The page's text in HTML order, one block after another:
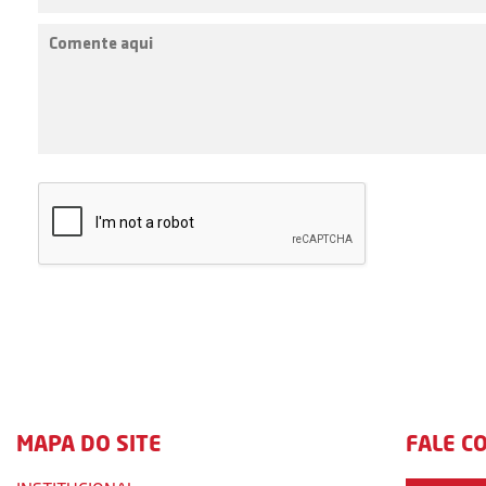
MAPA DO SITE FALE